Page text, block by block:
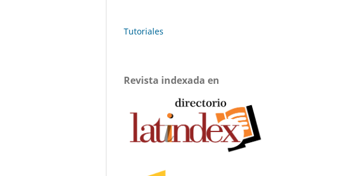
Tutoriales
Revista indexada en